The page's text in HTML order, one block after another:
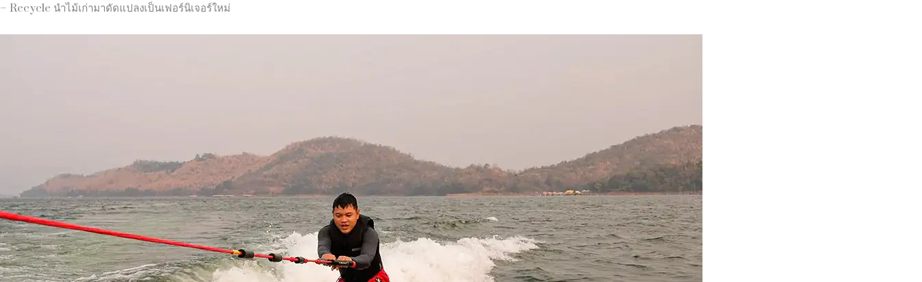
– Recycle นำไม้เก่ามาดัดแปลงเป็นเฟอร์นิเจอร์ใหม่